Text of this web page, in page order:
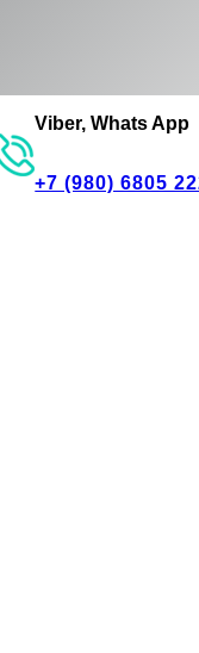
Viber, Whats App
+7 (980) 6805